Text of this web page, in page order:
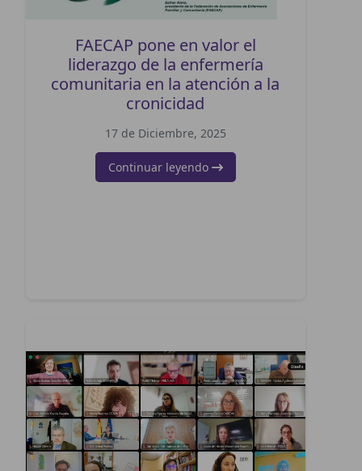
FAECAP pone en valor el
liderazgo de la enfermería
comunitaria en la atención a la
cronicidad
17 de Diciembre, 2025
Continuar leyendo